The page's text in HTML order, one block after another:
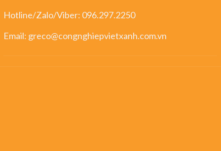
Hotline/Zalo/Viber: 096.297.2250
Email: greco@congnghiepvietxanh.com.vn